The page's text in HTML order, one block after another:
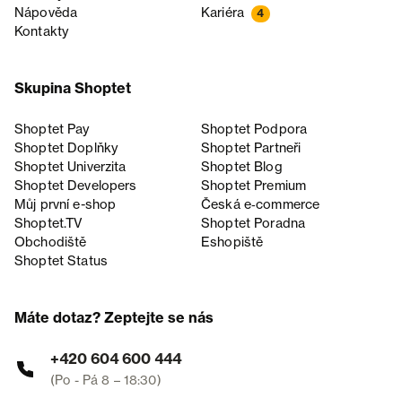
Nápověda
Kariéra 4
Kontakty
Skupina Shoptet
Shoptet Pay
Shoptet Podpora
Shoptet Doplňky
Shoptet Partneři
Shoptet Univerzita
Shoptet Blog
Shoptet Developers
Shoptet Premium
Můj první e-shop
Česká e‑commerce
Shoptet.TV
Shoptet Poradna
Obchodiště
Eshopiště
Shoptet Status
Máte dotaz? Zeptejte se nás
+420 604 600 444
(Po - Pá 8 – 18:30)